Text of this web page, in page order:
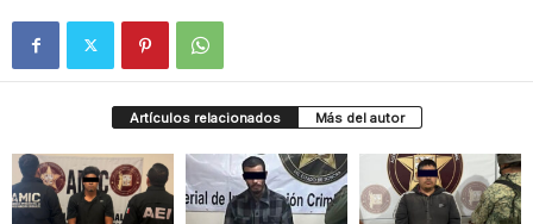
Artículos relacionados Más del autor